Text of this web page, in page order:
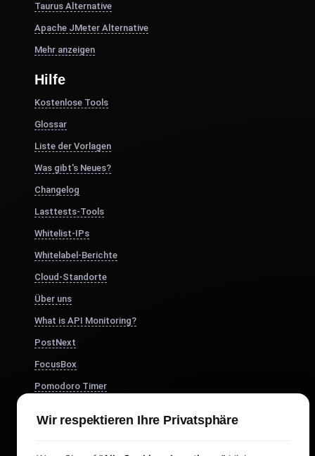
Taurus Alternative
Apache JMeter Alternative
Mehr anzeigen
Hilfe
Kostenlose Tools
Glossar
Liste der Vorlagen
Was gibt's Neues?
Changelog
Lasttests-Tools
Whitelist-IPs
Whitelabel-Berichte
Cloud-Standorte
Über uns
What is API Monitoring?
PostNext
FocusBox
Pomodoro Timer
DesignerBox
Wir respektieren Ihre Privatsphäre